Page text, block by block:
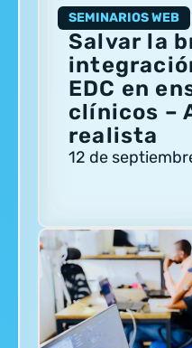
SEMINARIOS WEB
Salvar la
EDC en
clínicos –
realista
12 de